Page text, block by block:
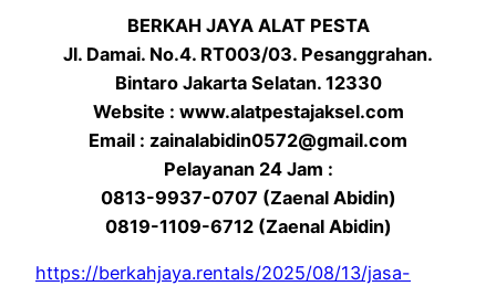
BERKAH JAYA ALAT PESTA
Jl. Damai. No.4. RT003/03. Pesanggrahan.
Bintaro Jakarta Selatan. 12330
Website : www.alatpestajaksel.com
Email : zainalabidin0572@gmail.com
Pelayanan 24 Jam :
0813-9937-0707 (Zaenal Abidin)
0819-1109-6712 (Zaenal Abidin)
https://berkahjaya.rentals/2025/08/13/jasa-